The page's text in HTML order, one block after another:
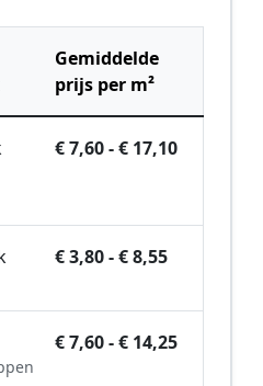
Gemiddelde
prijs per m²
€ 7,60 - € 17,10
€ 3,80 - € 8,55
€ 7,60 - € 14,25